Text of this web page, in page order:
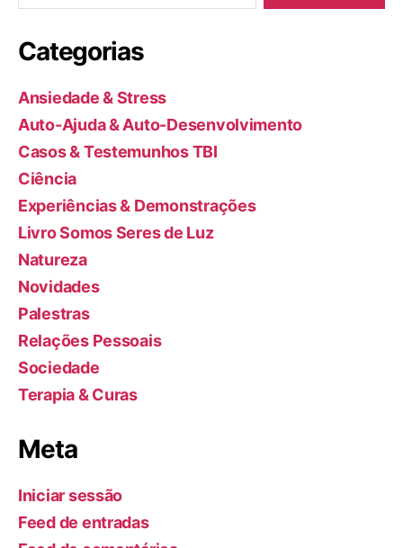
Categorias
Ansiedade & Stress
Auto-Ajuda & Auto-Desenvolvimento
Casos & Testemunhos TBI
Ciência
Experiências & Demonstrações
Livro Somos Seres de Luz
Natureza
Novidades
Palestras
Relações Pessoais
Sociedade
Terapia & Curas
Meta
Iniciar sessão
Feed de entradas